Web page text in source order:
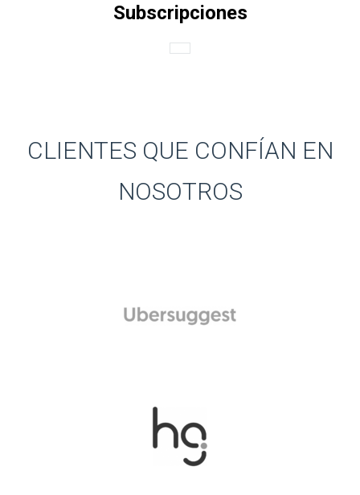
Subscripciones
CLIENTES QUE CONFÍAN EN
NOSOTROS